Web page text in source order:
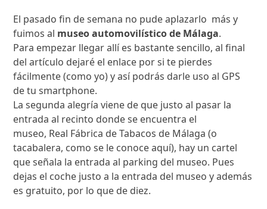
El pasado fin de semana no pude aplazarlo más y
fuimos al museo automovilístico de Málaga.
Para empezar llegar allí es bastante sencillo, al final
del artículo dejaré el enlace por si te pierdes
fácilmente (como yo) y así podrás darle uso al GPS
de tu smartphone.
La segunda alegría viene de que justo al pasar la
entrada al recinto donde se encuentra el
museo, Real Fábrica de Tabacos de Málaga (o
tacabalera, como se le conoce aquí), hay un cartel
que señala la entrada al parking del museo. Pues
dejas el coche justo a la entrada del museo y además
es gratuito, por lo que de diez.